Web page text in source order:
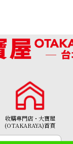
收購專門店・大寶屋
(OTAKARAYA)首頁